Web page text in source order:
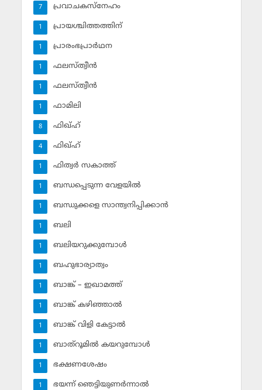
പ്രവാചകസ്‌നേഹം
7
പ്രായശ്ചിത്തത്തിന്
1
പ്രാരംഭപ്രാര്‍ഥന
1
ഫലസ്ത്വീൻ
1
ഫലസ്ത്വീൻ
1
ഫാമിലി
1
ഫിഖ്ഹ്
8
ഫിഖ്ഹ്‌
4
ഫിത്വര്‍ സകാത്ത്‌
1
ബന്ധപ്പെടുന്ന വേളയില്‍
1
ബന്ധുക്കളെ സാന്ത്വനിപ്പിക്കാന്‍
1
ബലി
1
ബലിയറുക്കുമ്പോള്‍
1
ബഹുഭാര്യാത്വം
1
ബാങ്ക് – ഇഖാമത്ത്
1
ബാങ്ക് കഴിഞ്ഞാല്‍
1
ബാങ്ക് വിളി കേട്ടാല്‍
1
ബാത്‌റൂമില്‍ കയറുമ്പോള്‍
1
ഭക്ഷണശേഷം
1
ഭയന്ന് ഞെട്ടിയുണര്‍ന്നാല്‍
1